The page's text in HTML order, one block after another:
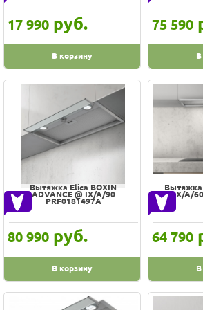
стекло + нержавеющая сталь
стекло + нержавеющая сталь
сусальное серебро
темно-серое стекло/светло-серое стекло
темно-серый
темно-серый керамогранит/черный
темно-серый матовый
теплый титановый + темно-серый матовый
теплый титановый/темно-серый матовый
тибетское серебро
титан
титановый
топленое молоко/бронза
17 990 руб.
В корзину
75 590
В
Вытяжка Elica BOXIN
ADVANCE @ IX/A/90
PRF0181497A
80 990 руб.
В корзину
Вытяжка
IX/A/
64 790
В